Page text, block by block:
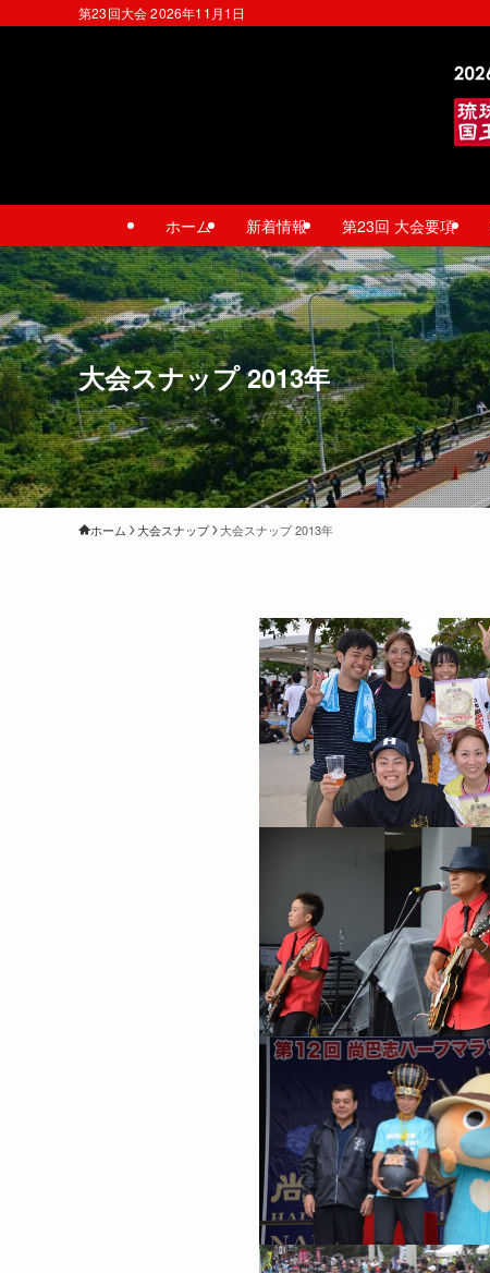
第23回大会 2026年11月1日
ホーム 新着情報 第23回 大会要項
大会スナップ 2013年
ホーム 大会スナップ 大会スナップ 2013年